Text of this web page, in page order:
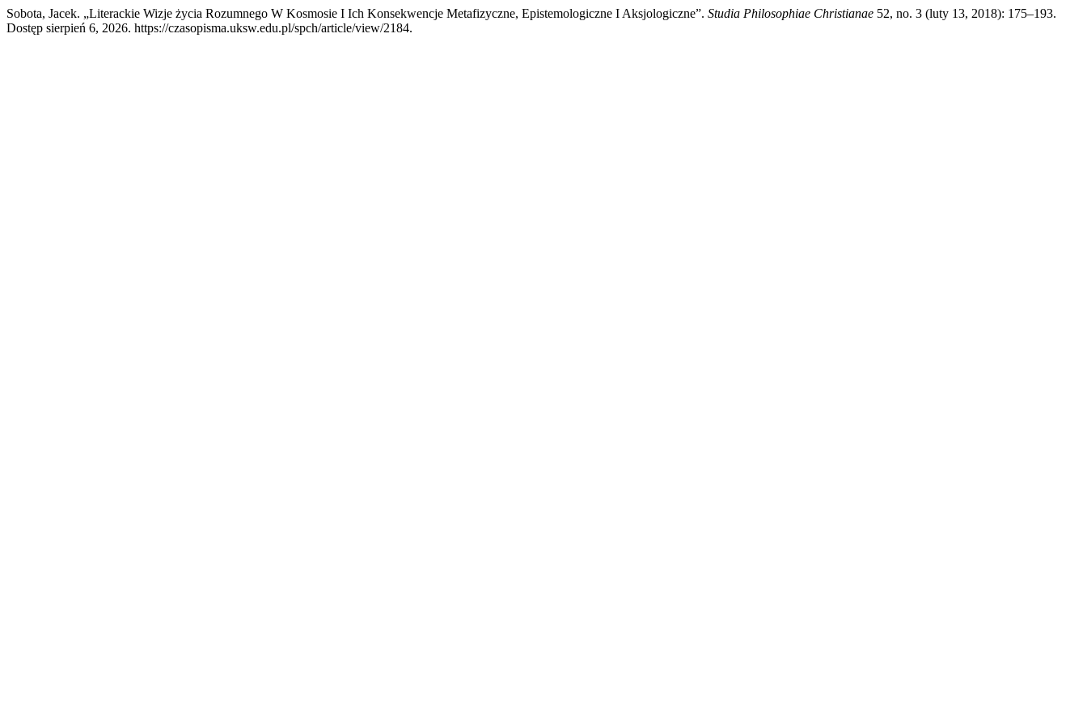
Sobota, Jacek. „Literackie Wizje życia Rozumnego W Kosmosie I Ich Konsekwencje Metafizyczne, Epistemologiczne I Aksjologiczne”. Studia Philosophiae Christianae 52, no. 3 (luty 13, 2018): 175–193.
Dostęp sierpień 6, 2026. https://czasopisma.uksw.edu.pl/spch/article/view/2184.